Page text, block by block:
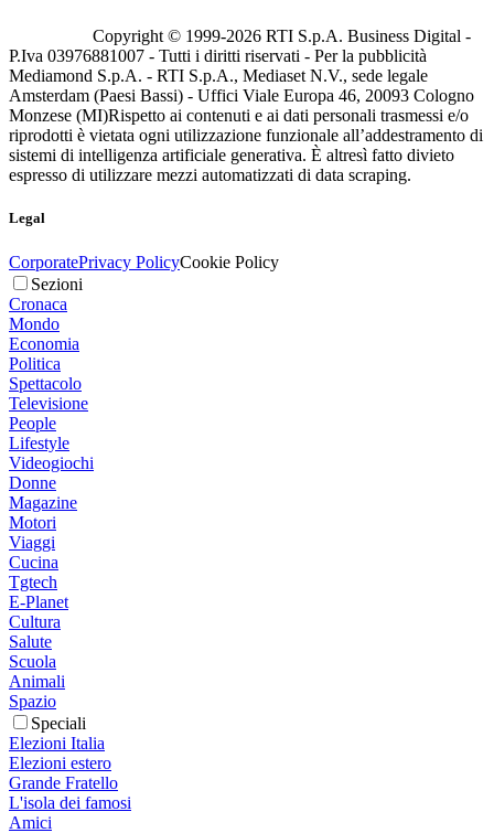
Copyright © 1999-2026 RTI S.p.A. Business Digital -
P.Iva 03976881007 - Tutti i diritti riservati - Per la pubblicità
Mediamond S.p.A. - RTI S.p.A., Mediaset N.V., sede legale
Amsterdam (Paesi Bassi) - Uffici Viale Europa 46, 20093 Cologno
Monzese (MI)Rispetto ai contenuti e ai dati personali trasmessi e/o
riprodotti è vietata ogni utilizzazione funzionale all’addestramento di
sistemi di intelligenza artificiale generativa. È altresì fatto divieto
espresso di utilizzare mezzi automatizzati di data scraping.
Legal
CorporatePrivacy PolicyCookie Policy
Sezioni
Cronaca
Mondo
Economia
Politica
Spettacolo
Televisione
People
Lifestyle
Videogiochi
Donne
Magazine
Motori
Viaggi
Cucina
Tgtech
E-Planet
Cultura
Salute
Scuola
Animali
Spazio
Speciali
Elezioni Italia
Elezioni estero
Grande Fratello
L'isola dei famosi
Amici